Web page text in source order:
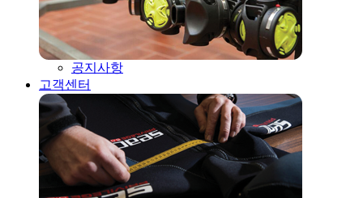
공지사항
고객센터